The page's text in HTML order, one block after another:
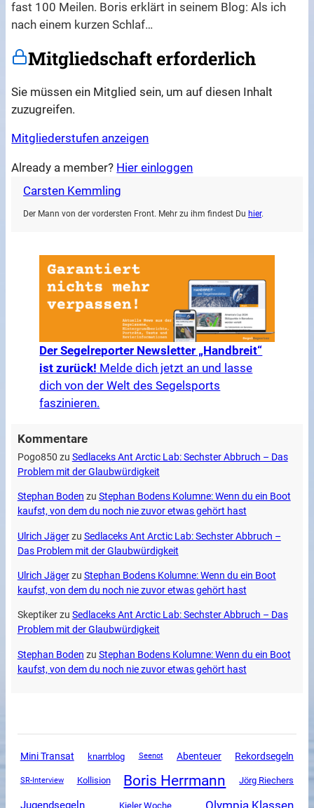
fast 100 Meilen. Boris erklärt in seinem Blog: Als ich
nach einem kurzen Schlaf…
Mitgliedschaft erforderlich
Sie müssen ein Mitglied sein, um auf diesen Inhalt
zuzugreifen.
Mitgliederstufen anzeigen
Already a member? Hier einloggen
Carsten Kemmling
Der Mann von der vordersten Front. Mehr zu ihm findest Du hier.
Der Segelreporter Newsletter „Handbreit“
ist zurück! Melde dich jetzt an und lasse
dich von der Welt des Segelsports
faszinieren.
Kommentare
Pogo850 zu Sedlaceks Ant Arctic Lab: Sechster Abbruch – Das
Problem mit der Glaubwürdigkeit
Stephan Boden zu Stephan Bodens Kolumne: Wenn du ein Boot
kaufst, von dem du noch nie zuvor etwas gehört hast
Ulrich Jägerzu Sedlaceks Ant Arctic Lab: Sechster Abbruch –
Das Problem mit der Glaubwürdigkeit
Ulrich Jägerzu Stephan Bodens Kolumne: Wenn du ein Boot
kaufst, von dem du noch nie zuvor etwas gehört hast
Skeptikerzu Sedlaceks Ant Arctic Lab: Sechster Abbruch – Das
Problem mit der Glaubwürdigkeit
Stephan Boden zu Stephan Bodens Kolumne: Wenn du ein Boot
kaufst, von dem du noch nie zuvor etwas gehört hast
Mini Transat knarrblog Seenot Abenteuer Rekordsegeln
SR-Interview Kollision Boris Herrmann Jörg Riechers
Jugendsegeln Kieler Woche Olympia Klassen